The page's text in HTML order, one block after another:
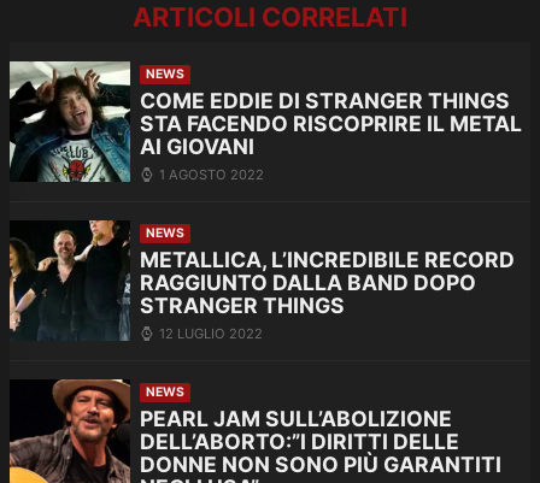
ARTICOLI CORRELATI
NEWS
COME EDDIE DI STRANGER THINGS
STA FACENDO RISCOPRIRE IL METAL
AI GIOVANI
1 AGOSTO 2022
NEWS
METALLICA, L’INCREDIBILE RECORD
RAGGIUNTO DALLA BAND DOPO
STRANGER THINGS
12 LUGLIO 2022
NEWS
PEARL JAM SULL’ABOLIZIONE
DELL’ABORTO:”I DIRITTI DELLE
DONNE NON SONO PIÙ GARANTITI